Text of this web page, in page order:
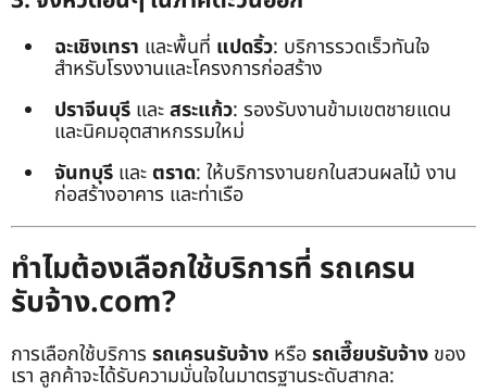
ฉะเชิงเทรา และพื้นที่ แปดริ้ว: บริการรวดเร็วทันใจ
สำหรับโรงงานและโครงการก่อสร้าง
ปราจีนบุรี และสระแก้ว: รองรับงานข้ามเขตชายแดน
และนิคมอุตสาหกรรมใหม่
จันทบุรี และ ตราด: ให้บริการงานยกในสวนผลไม้ งาน
ก่อสร้างอาคาร และท่าเรือ
ทำไมต้องเลือกใช้บริการที่ รถเครน
รับจ้าง.com?
การเลือกใช้บริการ รถเครนรับจ้าง หรือรถเฮี๊ยบรับจ้าง ของ
เรา ลูกค้าจะได้รับความมั่นใจในมาตรฐานระดับสากล: